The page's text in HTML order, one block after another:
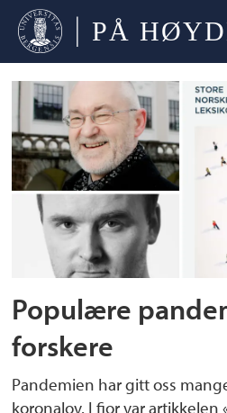
Tag:
portforbud
Populære
forskere
Pandemien har gitt oss
koronalov. I fjor var